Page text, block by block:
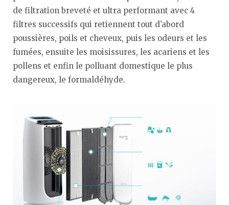
de filtration breveté et ultra performant avec 4
filtres successifs qui retiennent tout d’abord
poussières, poils et cheveux, puis les odeurs et les
fumées, ensuite les moisissures, les acariens et les
pollens et enfin le polluant domestique le plus
dangereux, le formaldéhyde.